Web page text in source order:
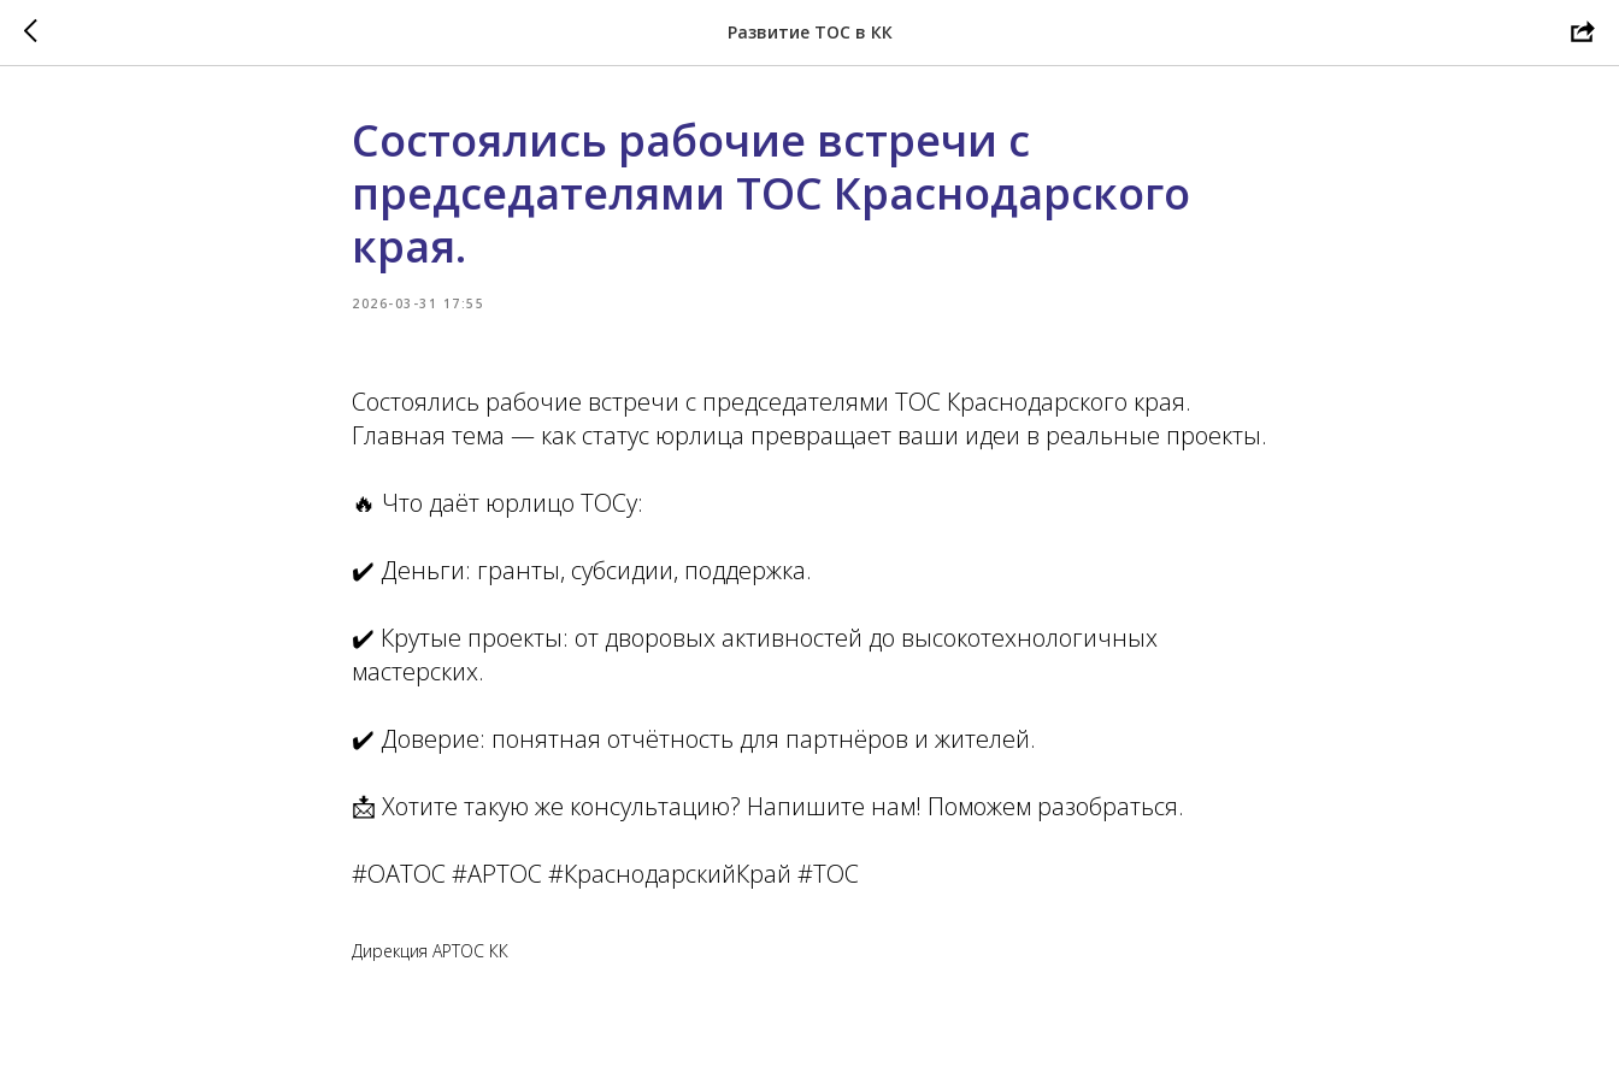
Развитие ТОС в КК
Состоялись рабочие встречи с
председателями ТОС Краснодарского
края.
2026-03-31 17:55
Состоялись рабочие встречи с председателями ТОС Краснодарского края.
Главная тема — как статус юрлица превращает ваши идеи в реальные проекты.
🔥 Что даёт юрлицо ТОСу:
✔️ Деньги: гранты, субсидии, поддержка.
✔️ Крутые проекты: от дворовых активностей до высокотехнологичных
мастерских.
✔️ Доверие: понятная отчётность для партнёров и жителей.
📩 Хотите такую же консультацию? Напишите нам! Поможем разобраться.
#ОАТОС #АРТОС #КраснодарскийКрай #ТОС
Дирекция АРТОС КК